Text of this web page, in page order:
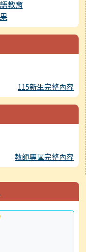
115新生完整內容
教師專區完整內容